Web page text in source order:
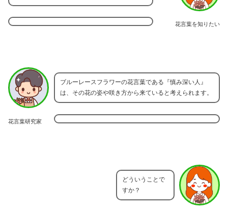
花言葉を知りたい
花言葉研究家
ブルーレースフラワーの花言葉である『慎み深い人』
は、その花の姿や咲き方から来ていると考えられます。
どういうことで
すか？